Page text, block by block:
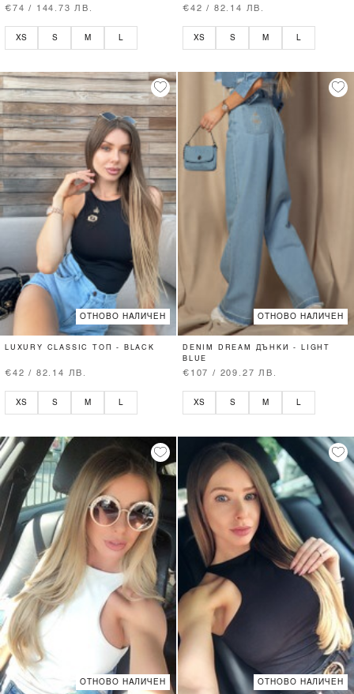
€74 / 144.73 ЛВ.
XS S M
€42 / 82.14 ЛВ.
XS S M
ОТНОВО НАЛИЧЕН
LUXURY CLASSIC ТОП - BLACK
€42 / 82.14 ЛВ.
XS S M L
ОТНОВО НАЛИЧЕН
DENIM DREAM ДЪНКИ - LIGHT
BLUE
€107 / 209.27 ЛВ.
XS S M L
ОТНОВО НАЛИЧЕН ОТНОВО НАЛИЧЕН